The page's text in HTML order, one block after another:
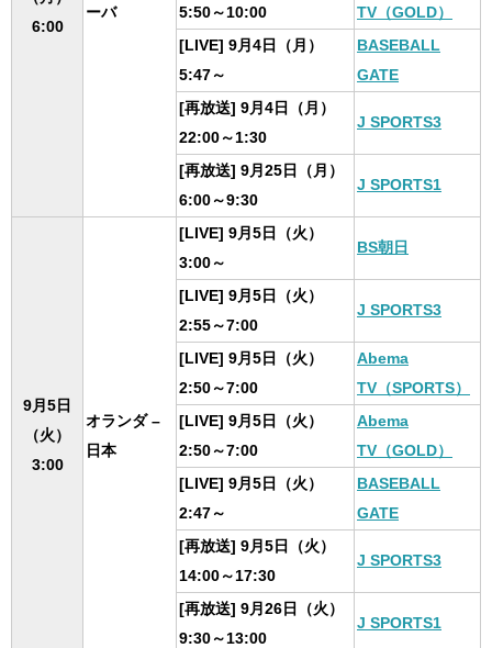
6:00
ーバ
5:50～10:00
TV（GOLD）
[LIVE] 9月4日（月）
5:47～
BASEBALL
GATE
[再放送] 9月4日（月）
22:00～1:30
J SPORTS3
[再放送] 9月25日（月）
6:00～9:30
J SPORTS1
9月5日
（火）
3:00
オランダ –
日本
[LIVE] 9月5日（火）
3:00～
BS朝日
[LIVE] 9月5日（火）
2:55～7:00
J SPORTS3
[LIVE] 9月5日（火）
2:50～7:00
Abema
TV（SPORTS）
[LIVE] 9月5日（火）
2:50～7:00
Abema
TV（GOLD）
[LIVE] 9月5日（火）
2:47～
BASEBALL
GATE
[再放送] 9月5日（火）
14:00～17:30
J SPORTS3
[再放送] 9月26日（火）
9:30～13:00
J SPORTS1